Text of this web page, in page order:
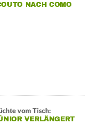
NACH COMO
vom Tisch:
VERLÄNGERT